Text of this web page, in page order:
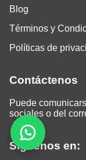
Blog
Términos y
Políticas de
Contáctenos
Puede
sociales o del
Siguenos en: